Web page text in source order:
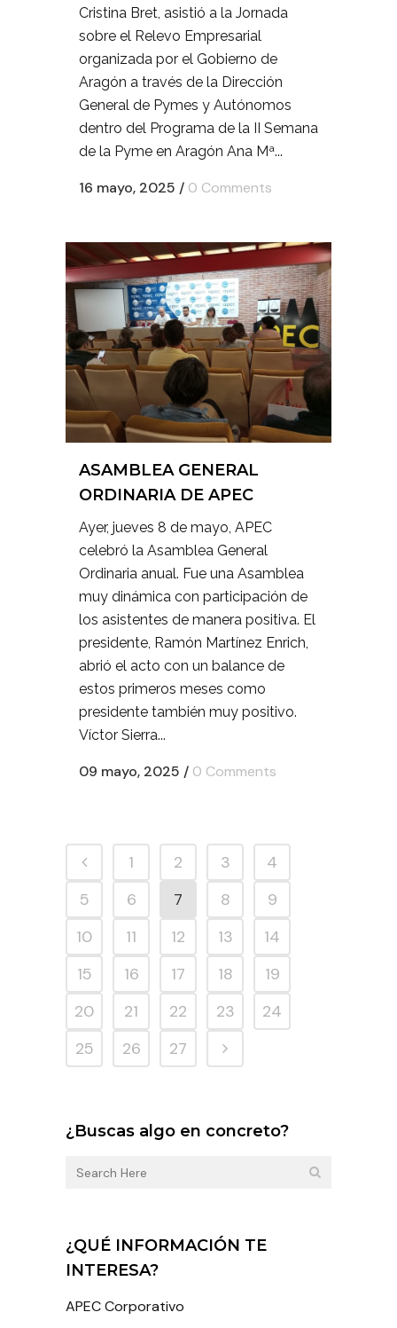
Cristina Bret, asistió a la Jornada
sobre el Relevo Empresarial
organizada por el Gobierno de
Aragón a través de la Dirección
General de Pymes y Autónomos
dentro del Programa de la II Semana
de la Pyme en Aragón Ana Mª...
16 mayo, 2025 / 0 Comments
ASAMBLEA GENERAL
ORDINARIA DE APEC
Ayer, jueves 8 de mayo, APEC
celebró la Asamblea General
Ordinaria anual. Fue una Asamblea
muy dinámica con participación de
los asistentes de manera positiva. El
presidente, Ramón Martínez Enrich,
abrió el acto con un balance de
estos primeros meses como
presidente también muy positivo.
Víctor Sierra...
09 mayo, 2025 / 0 Comments
1 2 3
4
5
6 7 8
9
10
11 12 13
14
15
16 17 18
19
20
21 22 23
24
25
26 27
¿Buscas algo en concreto?
¿QUÉ INFORMACIÓN TE
INTERESA?
APEC Corporativo